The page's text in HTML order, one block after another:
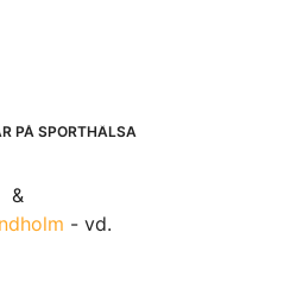
PÅ SPORTHÄLSA
&
- vd.